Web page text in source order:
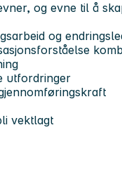
og evne til å
og
utfordringer
vektlagt